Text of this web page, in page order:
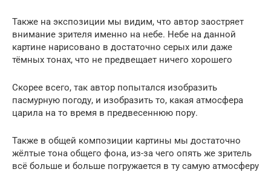
Также на экспозиции мы видим, что автор заостряет
внимание зрителя именно на небе. Небе на данной
картине нарисовано в достаточно серых или даже
тёмных тонах, что не предвещает ничего хорошего
Скорее всего, так автор попытался изобразить
пасмурную погоду, и изобразить то, какая атмосфера
царила на то время в предвесеннюю пору.
Также в общей композиции картины мы достаточно
жёлтые тона общего фона, из-за чего опять же зритель
всё больше и больше погружается в ту самую атмосферу